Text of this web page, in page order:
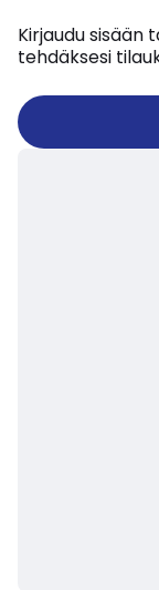
Kirjaudu sisään
tehdäksesi